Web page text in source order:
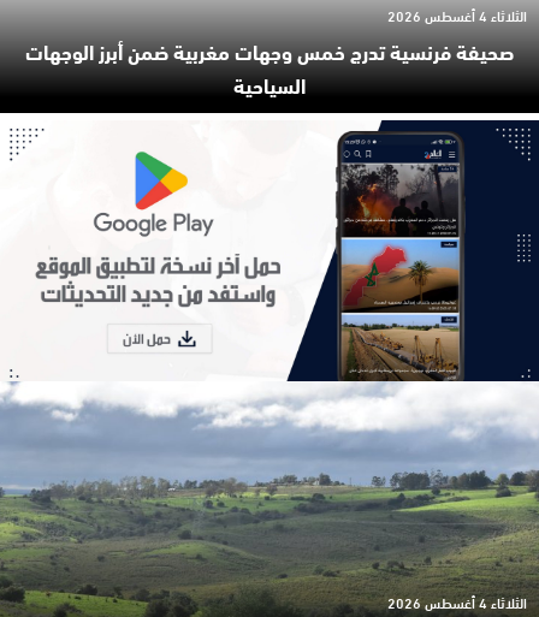
صحيفة فرنسية تدرج خمس وجهات مغربية ضمن أبرز الوجهات
السياحية
الثلاثاء 4 أغسطس 2026
الثلاثاء 4 أغسطس 2026